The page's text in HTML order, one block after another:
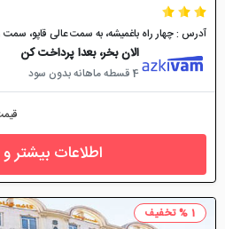
الان بخر، بعدا پرداخت کن
4 قسطه ماهانه بدون سود
قیمت
اطلاعات بیشتر و
1 % تخفیف